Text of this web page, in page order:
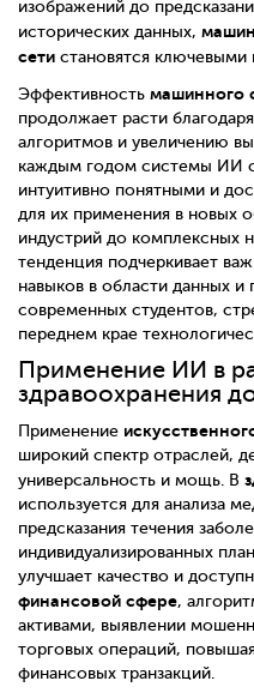
изображений до
исторических данных,
сети становятся ключевыми
Эффективность машинного
продолжает расти
алгоритмов и увеличению
каждым годом системы ИИ
интуитивно понятными и
для их применения в новых
индустрий до комплексных
тенденция подчеркивает
навыков в области данных и
современных студентов,
переднем крае
Применение ИИ в
здравоохранения
Применение
широкий спектр отраслей,
универсальность и мощь. В
используется для анализа
предсказания течения
индивидуализированных
улучшает качество и
финансовой сфере,
активами, выявлении
торговых операций,
финансовых транзакций.